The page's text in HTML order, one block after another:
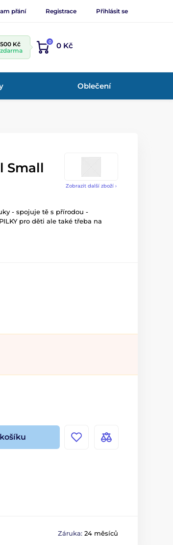
přání Registrace Přihlásit se
500 Kč
0 0 Kč
Oblečení
Zobrazit další zboží ›
Small
- spojuje tě s přírodou -
pro děti ale také třeba na
Záruka: 24 měsíců